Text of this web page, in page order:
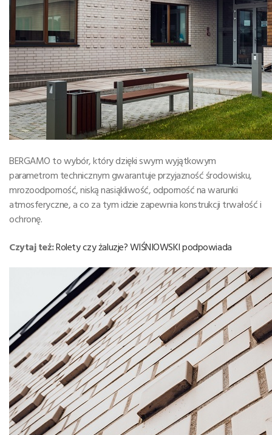
BERGAMO to wybór, który dzięki swym wyjątkowym
parametrom technicznym gwarantuje przyjazność środowisku,
mrozoodporność, niską nasiąkliwość, odporność na warunki
atmosferyczne, a co za tym idzie zapewnia konstrukcji trwałość i
ochronę.
Czytaj też:Rolety czy żaluzje? WIŚNIOWSKI podpowiada